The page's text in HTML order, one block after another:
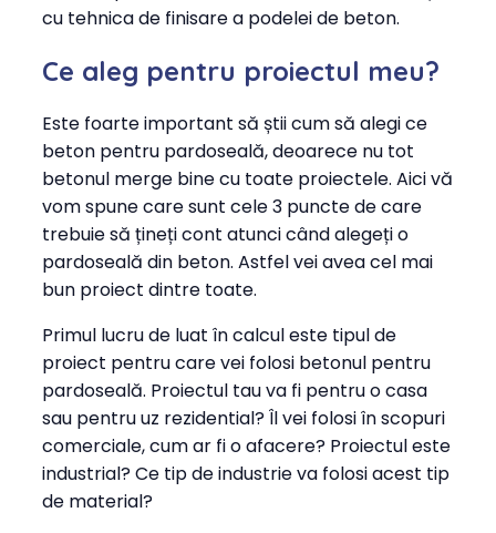
cu tehnica de finisare a podelei de beton.
Ce aleg pentru proiectul meu?
Este foarte important să știi cum să alegi ce
beton pentru pardoseală, deoarece nu tot
betonul merge bine cu toate proiectele. Aici vă
vom spune care sunt cele 3 puncte de care
trebuie să țineți cont atunci când alegeți o
pardoseală din beton. Astfel vei avea cel mai
bun proiect dintre toate.
Primul lucru de luat în calcul este tipul de
proiect pentru care vei folosi betonul pentru
pardoseală. Proiectul tau va fi pentru o casa
sau pentru uz rezidential? Îl vei folosi în scopuri
comerciale, cum ar fi o afacere? Proiectul este
industrial? Ce tip de industrie va folosi acest tip
de material?